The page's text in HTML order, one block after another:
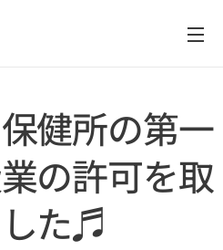
健所の第一
の許可を取
た♬